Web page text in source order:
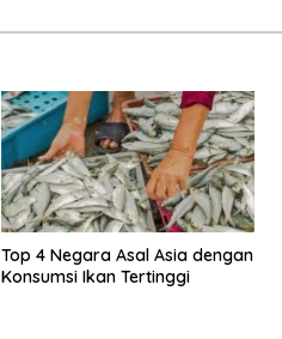
Top 4 Negara Asal Asia dengan
Konsumsi Ikan Tertinggi